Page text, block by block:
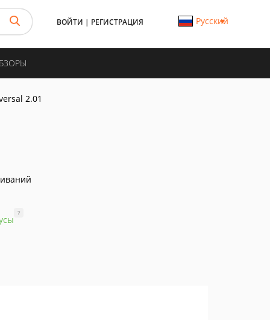
ВОЙТИ | РЕГИСТРАЦИЯ Русский
2.01
?